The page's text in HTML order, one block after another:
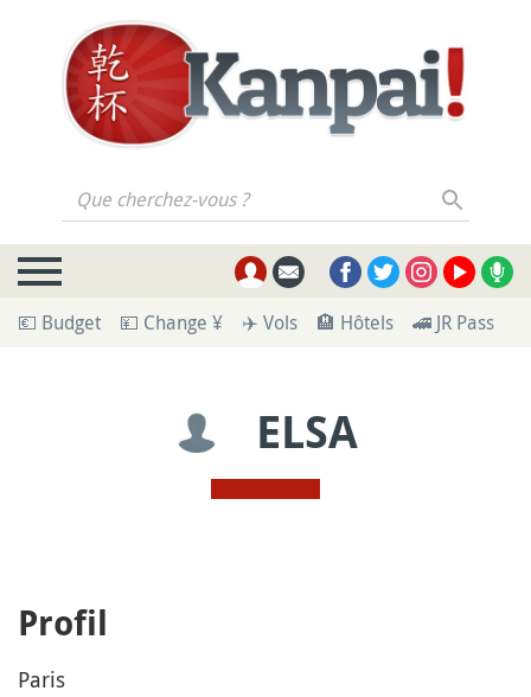
Que cherchez-vous ?
💶 Budget 💴 Change ¥ ✈️ Vols 🏨 Hôtels 🚄 JR Pass
ELSA
Profil
Paris